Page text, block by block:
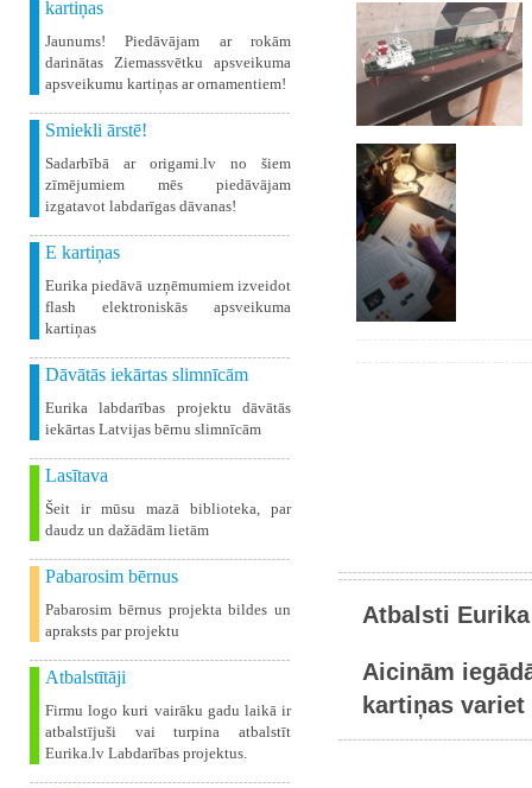
kartiņas
Jaunums! Piedāvājam ar rokām
darinātas Ziemassvētku apsveikuma
apsveikumu kartiņas ar ornamentiem!
Smiekli ārstē!
Sadarbībā ar origami.lv no šiem
zīmējumiem mēs piedāvājam
izgatavot labdarīgas dāvanas!
E kartiņas
Eurika piedāvā uzņēmumiem izveidot
flash elektroniskās apsveikuma
kartiņas
Dāvātās iekārtas slimnīcām
Eurika labdarības projektu dāvātās
iekārtas Latvijas bērnu slimnīcām
Lasītava
Šeit ir mūsu mazā biblioteka, par
daudz un dažādām lietām
Pabarosim bērnus
Pabarosim bērnus projekta bildes un
apraksts par projektu
Atbalstītāji
Firmu logo kuri vairāku gadu laikā ir
atbalstījuši vai turpina atbalstīt
Eurika.lv Labdarības projektus.
Atbalsti
Aicinām
kartiņas variet